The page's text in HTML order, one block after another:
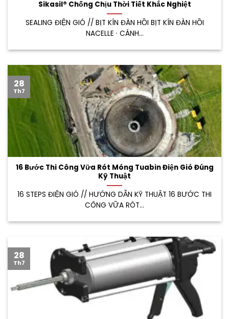
Sikasil® Chống Chịu Thời Tiết Khắc Nghiệt
SEALING ĐIỆN GIÓ // BỊT KÍN ĐÀN HỒI BỊT KÍN ĐÀN HỒI
NACELLE · CÁNH...
16 Bước Thi Công Vữa Rót Móng Tuabin Điện Gió Đúng
Kỹ Thuật
16 STEPS ĐIỆN GIÓ // HƯỚNG DẪN KỸ THUẬT 16 BƯỚC THI
CÔNG VỮA RÓT...
28
Th7
28
Th7